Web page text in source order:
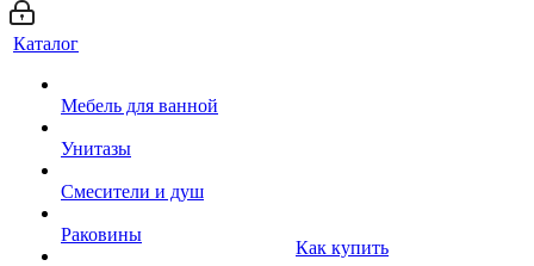
Каталог
Мебель для ванной
Унитазы
Смесители и душ
Раковины
Как купить